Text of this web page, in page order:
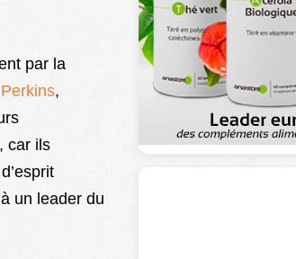
par la
,
car ils
un leader du